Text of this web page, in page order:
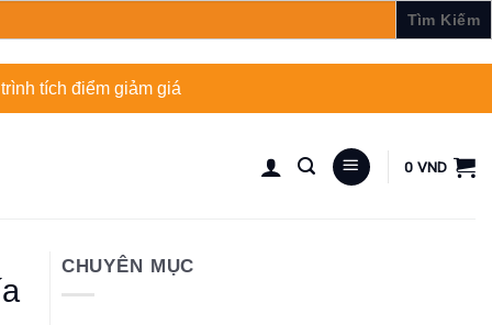
tích điểm giảm giá
0 VND
CHUYÊN MỤC